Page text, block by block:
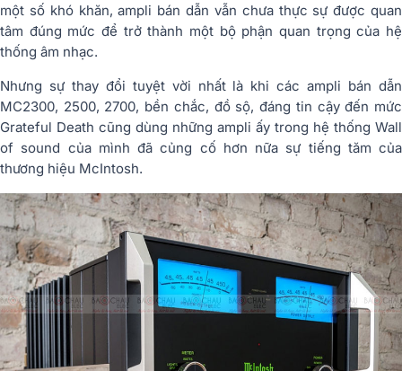
một số khó khăn, ampli bán dẫn vẫn chưa thực sự được quan
tâm đúng mức để trở thành một bộ phận quan trọng của hệ
thống âm nhạc.
Nhưng sự thay đổi tuyệt vời nhất là khi các ampli bán dẫn
MC2300, 2500, 2700, bền chắc, đồ sộ, đáng tin cậy đến mức
Grateful Death cũng dùng những ampli ấy trong hệ thống Wall
of sound của mình đã củng cố hơn nữa sự tiếng tăm của
thương hiệu McIntosh.